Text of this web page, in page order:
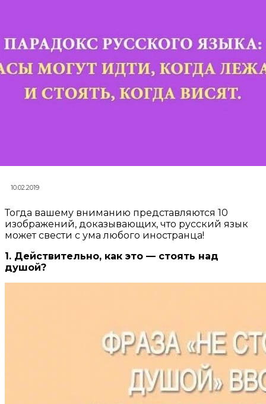
10.02.2019
Тогда вашему вниманию представляются 10
изображений, доказывающих, что русский язык
может свести с ума любого иностранца!
1. Действительно, как это — стоять над
душой?